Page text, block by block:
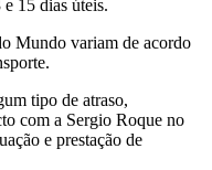
15 dias úteis.
Mundo variam de acordo
tipo de atraso,
com a Sergio Roque no
e prestação de